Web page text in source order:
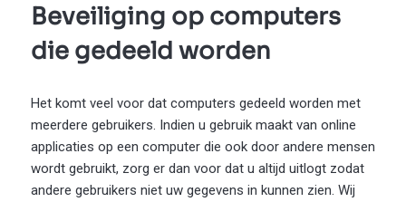
Beveiliging op computers
die gedeeld worden
Het komt veel voor dat computers gedeeld worden met
meerdere gebruikers. Indien u gebruik maakt van online
applicaties op een computer die ook door andere mensen
wordt gebruikt, zorg er dan voor dat u altijd uitlogt zodat
andere gebruikers niet uw gegevens in kunnen zien. Wij